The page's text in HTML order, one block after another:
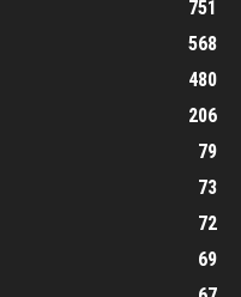
751
568
480
206
79
73
72
69